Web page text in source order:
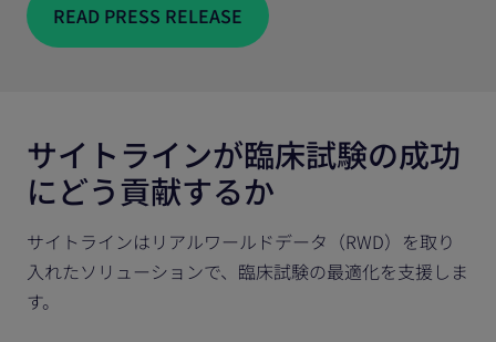
READ PRESS RELEASE
サイトラインが臨床試験の成功
にどう貢献するか
サイトラインはリアルワールドデータ（RWD）を取り
入れたソリューションで、臨床試験の最適化を支援しま
す。